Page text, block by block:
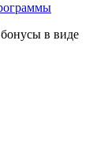
в виде